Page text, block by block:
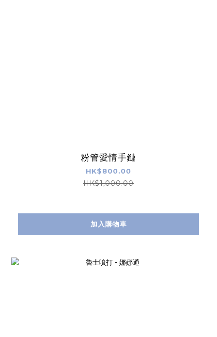
粉管愛情手鏈
HK$800.00
HK$1,000.00
加入購物車